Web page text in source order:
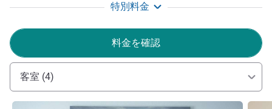
特別料金
料金を確認
客室 (4)
詳細を表示 詳細